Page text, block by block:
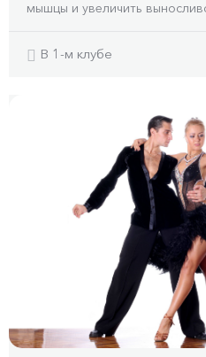
мышцы и увеличить
В 1-м клубе